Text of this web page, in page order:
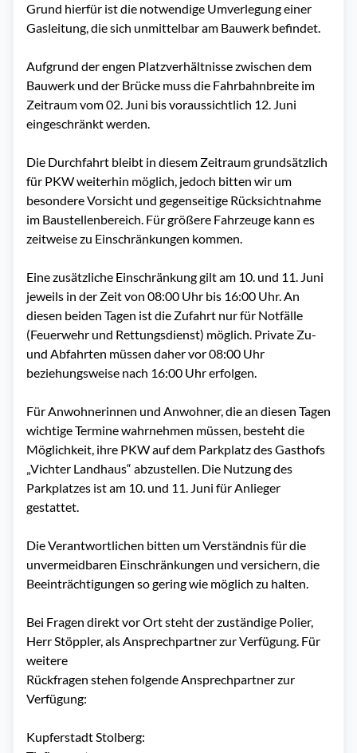
Grund hierfür ist die notwendige Umverlegung einer
Gasleitung, die sich unmittelbar am Bauwerk befindet.
Aufgrund der engen Platzverhältnisse zwischen dem
Bauwerk und der Brücke muss die Fahrbahnbreite im
Zeitraum vom 02. Juni bis voraussichtlich 12. Juni
eingeschränkt werden.
Die Durchfahrt bleibt in diesem Zeitraum grundsätzlich
für PKW weiterhin möglich, jedoch bitten wir um
besondere Vorsicht und gegenseitige Rücksichtnahme
im Baustellenbereich. Für größere Fahrzeuge kann es
zeitweise zu Einschränkungen kommen.
Eine zusätzliche Einschränkung gilt am 10. und 11. Juni
jeweils in der Zeit von 08:00 Uhr bis 16:00 Uhr. An
diesen beiden Tagen ist die Zufahrt nur für Notfälle
(Feuerwehr und Rettungsdienst) möglich. Private Zu-
und Abfahrten müssen daher vor 08:00 Uhr
beziehungsweise nach 16:00 Uhr erfolgen.
Für Anwohnerinnen und Anwohner, die an diesen Tagen
wichtige Termine wahrnehmen müssen, besteht die
Möglichkeit, ihre PKW auf dem Parkplatz des Gasthofs
„Vichter Landhaus“ abzustellen. Die Nutzung des
Parkplatzes ist am 10. und 11. Juni für Anlieger
gestattet.
Die Verantwortlichen bitten um Verständnis für die
unvermeidbaren Einschränkungen und versichern, die
Beeinträchtigungen so gering wie möglich zu halten.
Bei Fragen direkt vor Ort steht der zuständige Polier,
Herr Stöppler, als Ansprechpartner zur Verfügung. Für
weitere
Rückfragen stehen folgende Ansprechpartner zur
Verfügung:
Kupferstadt Stolberg: